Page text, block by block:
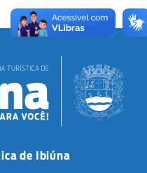
de Ibiúna